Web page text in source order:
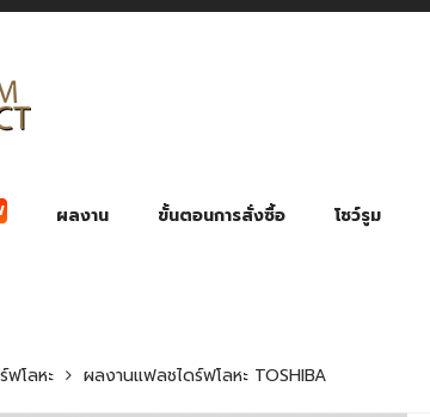
ผลงาน ขั้นตอนการสั่งซื้อ โชว์รูม
ฟโลหะ ผลงานแฟลชไดร์ฟโลหะ TOSHIBA